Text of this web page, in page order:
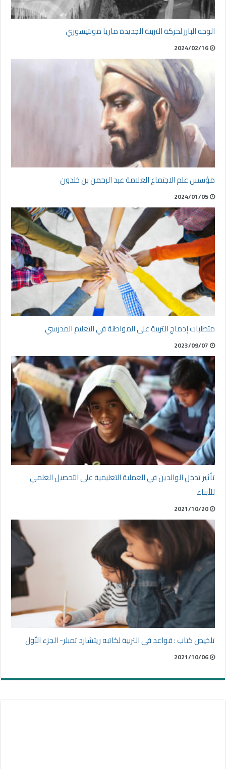
الوجه البارز لحركة التربية الجديدة ماريا مونتيسوري
2024/02/16
مؤسس علم الاجتماع العلامة عبد الرحمن بن خلدون
2024/01/05
متطلبات إدماج التربية على المواطنة في التعليم المدرسي
2023/09/07
تأثير تدخل الوالدين في العملية التعليمية على التحصيل العلمي
للأبناء
2021/10/20
تلخيص كتاب : قواعد في التربية لكاتبه ريتشارد تمبلر- الجزء الأول
2021/10/06